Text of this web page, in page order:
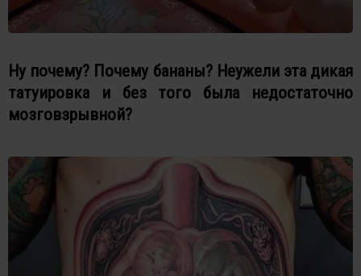
Ну почему? Почему бананы? Неужели эта дикая
татуировка и без того была недостаточно
мозговзрывной?